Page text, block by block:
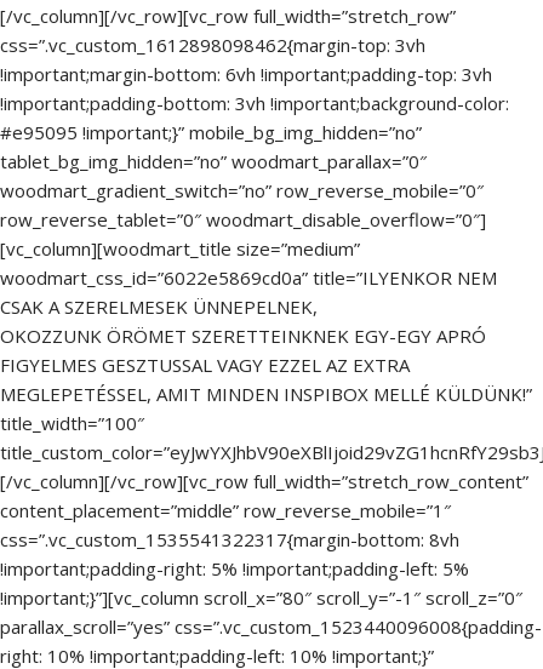
[/vc_column][/vc_row][vc_row full_width=”stretch_row”
css=”.vc_custom_1612898098462{margin-top: 3vh
!important;margin-bottom: 6vh !important;padding-top: 3vh
!important;padding-bottom: 3vh !important;background-color:
#e95095 !important;}” mobile_bg_img_hidden=”no”
tablet_bg_img_hidden=”no” woodmart_parallax=”0″
woodmart_gradient_switch=”no” row_reverse_mobile=”0″
row_reverse_tablet=”0″ woodmart_disable_overflow=”0″]
[vc_column][woodmart_title size=”medium”
woodmart_css_id=”6022e5869cd0a” title=”ILYENKOR NEM
CSAK A SZERELMESEK ÜNNEPELNEK,
OKOZZUNK ÖRÖMET SZERETTEINKNEK EGY-EGY APRÓ
FIGYELMES GESZTUSSAL VAGY EZZEL AZ EXTRA
MEGLEPETÉSSEL, AMIT MINDEN INSPIBOX MELLÉ KÜLDÜNK!”
title_width=”100″
[/vc_column][/vc_row][vc_row full_width=”stretch_row_content”
content_placement=”middle” row_reverse_mobile=”1″
css=”.vc_custom_1535541322317{margin-bottom: 8vh
!important;padding-right: 5% !important;padding-left: 5%
!important;}”][vc_column scroll_x=”80″ scroll_y=”-1″ scroll_z=”0″
parallax_scroll=”yes” css=”.vc_custom_1523440096008{padding-
right: 10% !important;padding-left: 10% !important;}”